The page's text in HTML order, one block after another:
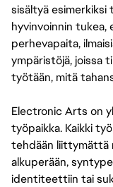
sisältyä esimerkiksi
hyvinvoinnin tukea,
perhevapaita,
ympäristöjä, joissa
työtään, mitä
Electronic Arts on
työpaikka. Kaikki
tehdään liittymättä
alkuperään,
identiteettiin tai